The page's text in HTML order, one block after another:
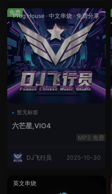
Prog House · 中文串烧·免费分享
暂无标签
六芒星,VIO4
免费
DJ飞行员 2025-10-30
免费
英文串烧